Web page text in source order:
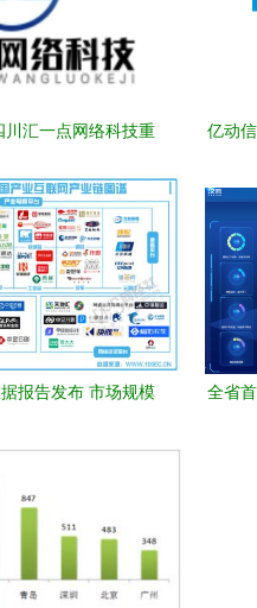
汇一点网络科技重
亿动
报告发布 市场规模
全省